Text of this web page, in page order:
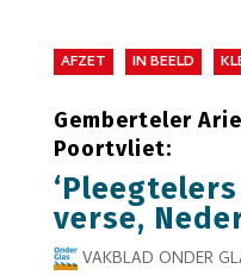
AFZET IN BEELD
Gemberteler
Poortvliet:
verse,
VAKBLAD ONDER